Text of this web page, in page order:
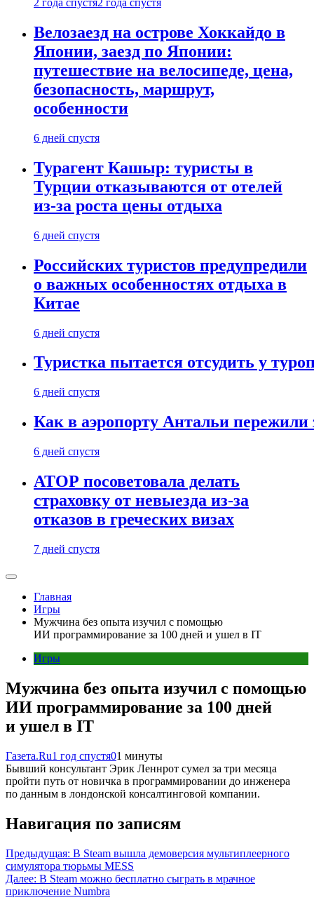
2 года спустя2 года спустя
Велозаезд на острове Хоккайдо в
Японии, заезд по Японии:
путешествие на велосипеде, цена,
безопасность, маршрут,
особенности
6 дней спустя
Турагент Кашыр: туристы в
Турции отказываются от отелей
из-за роста цены отдыха
6 дней спустя
Российских туристов предупредили
о важных особенностях отдыха в
Китае
6 дней спустя
Туристка пытается отсудить у
6 дней спустя
Как в аэропорту Антальи
6 дней спустя
АТОР посоветовала делать
страховку от невыезда из-за
отказов в греческих визах
7 дней спустя
Главная
Игры
Мужчина без опыта изучил с помощью
ИИ программирование за 100 дней и ушел в IT
Игры
Мужчина без опыта изучил с помощью
ИИ программирование за 100 дней
и ушел в IT
Газета.Ru1 год спустя01 минуты
Бывший консультант Эрик Леннрот сумел за три месяца
пройти путь от новичка в программировании до инженера
по данным в лондонской консалтинговой компании.
Навигация по записям
Предыдущая: В Steam вышла демоверсия мультиплеерного
симулятора тюрьмы MESS
Далее: В Steam можно бесплатно сыграть в мрачное
приключение Numbra